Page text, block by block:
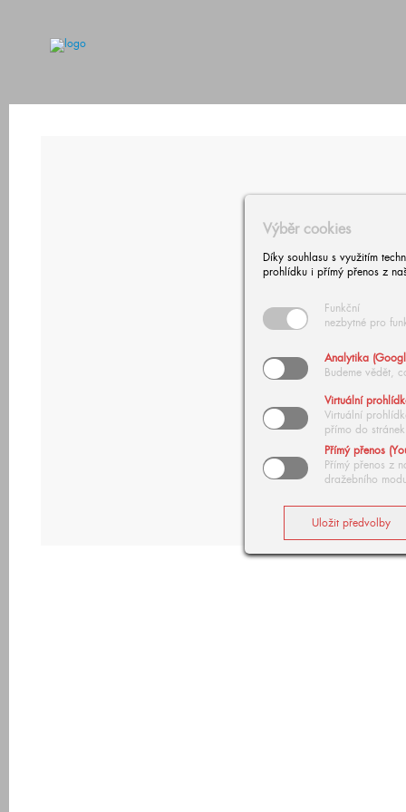
Výběr cookies
Díky souhlasu s využitím
prohlídku i přímý přenos z
Funkční
nezbytné pro
Analytika
Budeme vědět,
Virtuální
Virtuální
přímo do stránek
Přímý přenos
Přímý přenos z
dražebního